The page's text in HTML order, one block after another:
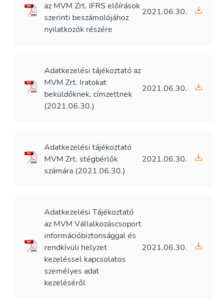
az MVM Zrt. IFRS előírások
szerinti beszámolójához
nyilatkozók részére
2021.06.30.
Adatkezelési tájékoztató az
MVM Zrt. Iratokat
beküldőknek, címzettnek
(2021.06.30.)
2021.06.30.
Adatkezelési tájékoztató
MVM Zrt. stégbérlők
számára (2021.06.30.)
2021.06.30.
Adatkezelési Tájékoztató
az MVM Vállalkozáscsoport
információbiztonsággal és
rendkívüli helyzet
kezeléssel kapcsolatos
személyes adat
kezeléséről
2021.06.30.